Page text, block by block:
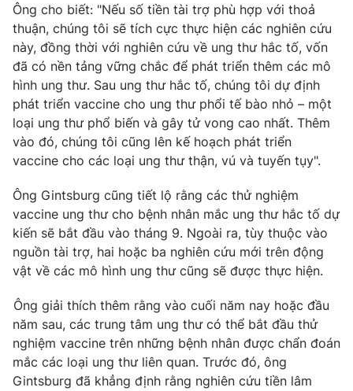
Nhân vật
Khán giả
Giải sao mai
Âm nhạc
Sao
Đời sống
Du lịch
Làm đẹp
Chất lượng cuộc sống
Giáo dục
Tuyển sinh
Học trực tuyến
Công nghệ
Hitech Công nghệ tương lai
Sản phẩm
Thị trường
Tư vấn
Giao lưu trực tuyến
Lịch phát sóng
Chuyên mục khác
Emagazine Podcast
Photo Infographic
Video Shorts video
Ông cho biết: "Nếu số tiền tài trợ phù hợp với thoả
thuận, chúng tôi sẽ tích cực thực hiện các nghiên cứu
này, đồng thời với nghiên cứu về ung thư hắc tố, vốn
đã có nền tảng vững chắc để phát triển thêm các mô
hình ung thư. Sau ung thư hắc tố, chúng tôi dự định
phát triển vaccine cho ung thư phổi tế bào nhỏ – một
loại ung thư phổ biến và gây tử vong cao nhất. Thêm
vào đó, chúng tôi cũng lên kế hoạch phát triển
vaccine cho các loại ung thư thận, vú và tuyến tụy".
Ông Gintsburg cũng tiết lộ rằng các thử nghiệm
vaccine ung thư cho bệnh nhân mắc ung thư hắc tố dự
kiến sẽ bắt đầu vào tháng 9. Ngoài ra, tùy thuộc vào
nguồn tài trợ, hai hoặc ba nghiên cứu mới trên động
vật về các mô hình ung thư cũng sẽ được thực hiện.
Ông giải thích thêm rằng vào cuối năm nay hoặc đầu
năm sau, các trung tâm ung thư có thể bắt đầu thử
nghiệm vaccine trên những bệnh nhân được chẩn đoán
mắc các loại ung thư liên quan. Trước đó, ông
Gintsburg đã khẳng định rằng nghiên cứu tiền lâm